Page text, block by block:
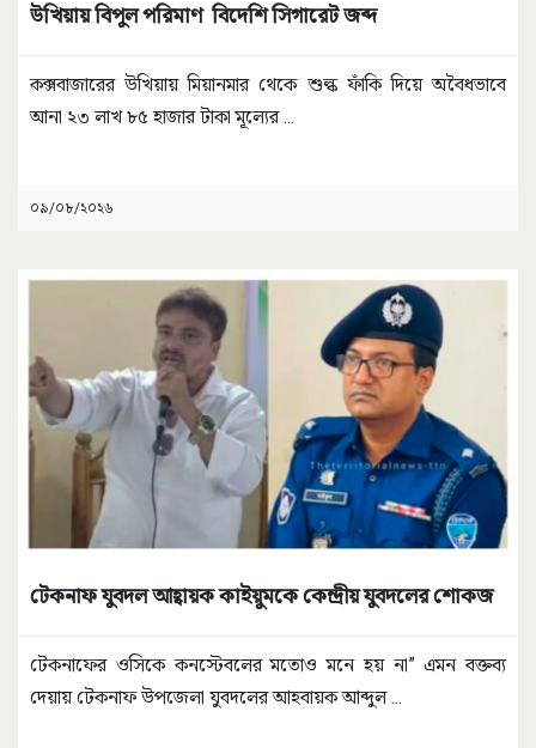
উখিয়ায় বিপুল পরিমাণ বিদেশি সিগারেট জব্দ
কক্সবাজারের উখিয়ায় মিয়ানমার থেকে শুল্ক ফাঁকি দিয়ে অবৈধভাবে
আনা ২৩ লাখ ৮৫ হাজার টাকা মূল্যের ...
০৯/০৮/২০২৬
টেকনাফ যুবদল আহ্বায়ক কাইয়ুমকে কেন্দ্রীয় যুবদলের শোকজ
টেকনাফের ওসিকে কনস্টেবলের মতোও মনে হয় না” এমন বক্তব্য
দেয়ায় টেকনাফ উপজেলা যুবদলের আহবায়ক আব্দুল...